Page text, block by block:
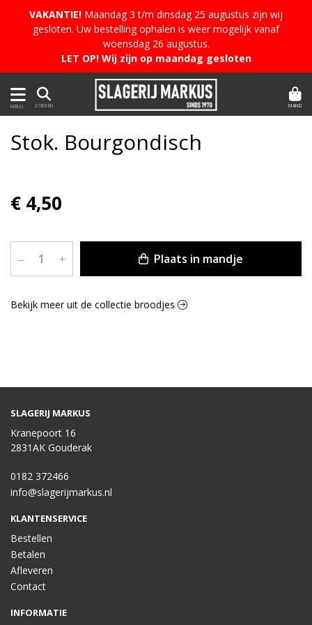
VAKANTIE! Maandag 3 t/m dinsdag 25 augustus zijn wij
gesloten. Uw bestelling ophalen is weer mogelijk vanaf
woensdag 26 augustus.
LET OP! Wij zijn op maandag gesloten
MENU ZOEKEN MAND
Stok. Bourgondisch
€ 4,50
– + Plaats in mandje
Bekijk meer uit de collectie broodjes
SLAGERIJ MARKUS
Kranepoort 16
2831AK Gouderak
0182 372466
info@slagerijmarkus.nl
KLANTENSERVICE
Bestellen
Betalen
Afleveren
Contact
INFORMATIE